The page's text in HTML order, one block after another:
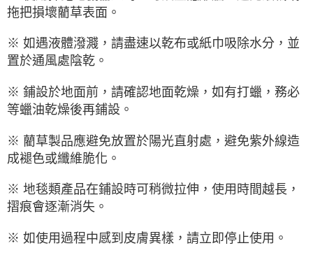
拖把損壞藺草表面。
※ 如遇液體潑濺，請盡速以乾布或紙巾吸除水分，並
置於通風處陰乾。
※ 鋪設於地面前，請確認地面乾燥，如有打蠟，務必
等蠟油乾燥後再鋪設。
※ 藺草製品應避免放置於陽光直射處，避免紫外線造
成褪色或纖維脆化。
※ 地毯類產品在鋪設時可稍微拉伸，使用時間越長，
摺痕會逐漸消失。
※ 如使用過程中感到皮膚異樣，請立即停止使用。